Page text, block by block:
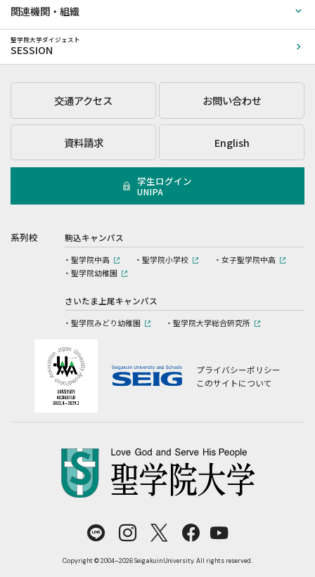
関連機関・組織
聖学院大学ダイジェスト
SESSION
交通アクセス お問い合わせ
資料請求 English
系列校 駒込キャンパス
聖学院中高 聖学院小学校
女子聖学院中高
聖学院幼稚園
さいたま上尾キャンパス
聖学院みどり幼稚園 聖学院大学総合研究所
学生ログイン
UNIPA
プライバシーポリシー
このサイトについて
Copyright © 2004–2026 Seigakuin University. All rights reserved.